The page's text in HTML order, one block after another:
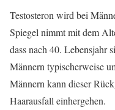
Testosteron wird bei
Spiegel nimmt mit dem
dass nach 40. Lebensjahr
Männern typischerweise
Männern kann dieser
Haarausfall einhergehen.